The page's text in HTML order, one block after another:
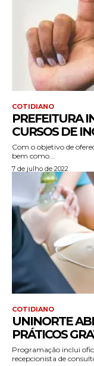
COTIDIANO
PREFEITURA
CURSOS DE
Com o objetivo de
bem como...
7 de julho de 2022
COTIDIANO
UNINORTE
PRÁTICOS
Programação inclui
recepcionista de